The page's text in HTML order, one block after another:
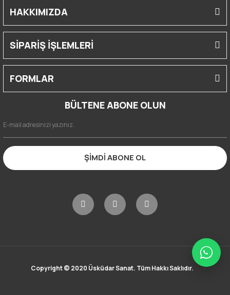
HAKKIMIZDA
SİPARİŞ İŞLEMLERİ
FORMLAR
BÜLTENE ABONE OLUN
ŞİMDİ ABONE OL
Copyright © 2020 Üsküdar Sanat. Tüm Hakkı Saklıdır.